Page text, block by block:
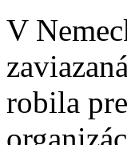
V
robila